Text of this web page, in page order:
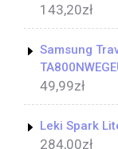
143,20zł
Samsung
49,99zł
Leki Spark
284,00zł